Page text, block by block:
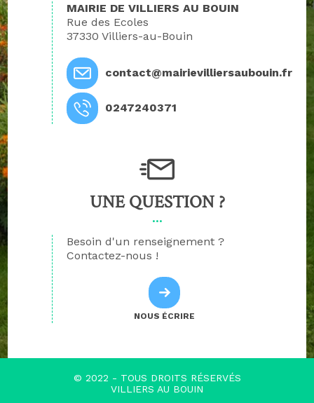
MAIRIE DE VILLIERS AU BOUIN
Rue des Ecoles
37330 Villiers-au-Bouin
contact@mairievilliersaubouin.fr
0247240371
UNE QUESTION ?
Besoin d'un renseignement ?
Contactez-nous !
NOUS ÉCRIRE
© 2022 - TOUS DROITS RÉSERVÉS
VILLIERS AU BOUIN